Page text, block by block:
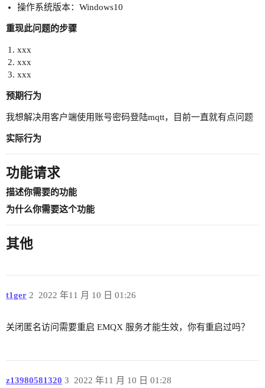
操作系统版本：Windows10
重现此问题的步骤
xxx
xxx
xxx
预期行为
我想解决用客户端使用账号密码登陆mqtt，目前一直就有点问题
实际行为
功能请求
描述你需要的功能
为什么你需要这个功能
其他
t1ger 2022 年11 月 10 日 01:26
2
关闭匿名访问需要重启 EMQX 服务才能生效，你有重启过吗？
z13980581320 2022 年11 月 10 日 01:28
3